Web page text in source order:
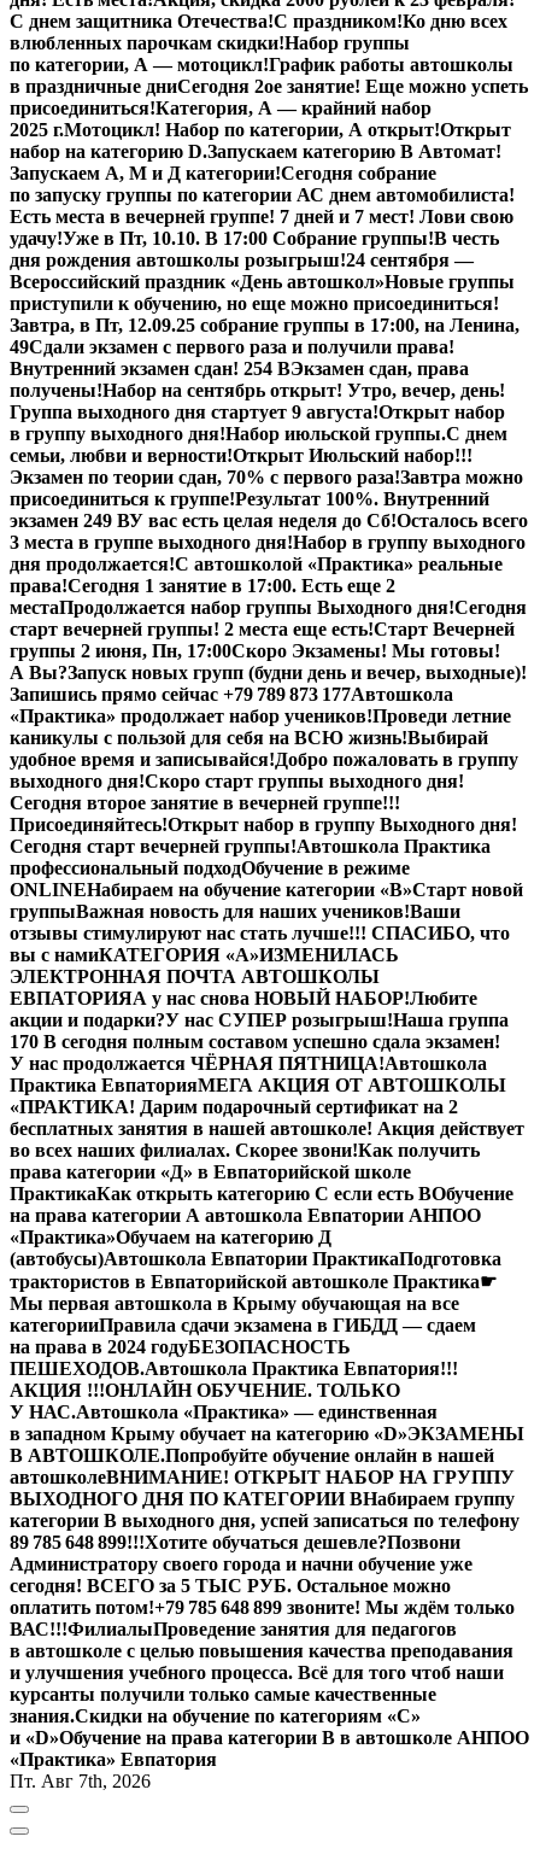
С днем защитника Отечества!С праздником!Ко дню всех
влюбленных парочкам скидки!Набор группы
по категории, А — мотоцикл!График работы автошколы
в праздничные дниСегодня 2ое занятие! Еще можно успеть
присоединиться!Категория, А — крайний набор
2025 г.Мотоцикл! Набор по категории, А открыт!Открыт
набор на категорию D.Запускаем категорию В Автомат!
Запускаем А, М и Д категории!Сегодня собрание
по запуску группы по категории АС днем автомобилиста!
Есть места в вечерней группе! 7 дней и 7 мест! Лови свою
удачу!Уже в Пт, 10.10. В 17:00 Собрание группы!В честь
дня рождения автошколы розыгрыш!24 сентября —
Всероссийский праздник «День автошкол»Новые группы
приступили к обучению, но еще можно присоединиться!
Завтра, в Пт, 12.09.25 собрание группы в 17:00, на Ленина,
49Сдали экзамен с первого раза и получили права!
Внутренний экзамен сдан! 254 ВЭкзамен сдан, права
получены!Набор на сентябрь открыт! Утро, вечер, день!
Группа выходного дня стартует 9 августа!Открыт набор
в группу выходного дня!Набор июльской группы.С днем
семьи, любви и верности!Открыт Июльский набор!!!
Экзамен по теории сдан, 70% с первого раза!Завтра можно
присоединиться к группе!Результат 100%. Внутренний
экзамен 249 ВУ вас есть целая неделя до Сб!Осталось всего
3 места в группе выходного дня!Набор в группу выходного
дня продолжается!С автошколой «Практика» реальные
права!Сегодня 1 занятие в 17:00. Есть еще 2
местаПродолжается набор группы Выходного дня!Сегодня
старт вечерней группы! 2 места еще есть!Старт Вечерней
группы 2 июня, Пн, 17:00Скоро Экзамены! Мы готовы!
А Вы?Запуск новых групп (будни день и вечер, выходные)!
Запишись прямо сейчас +79 789 873 177Автошкола
«Практика» продолжает набор учеников!Проведи летние
каникулы с пользой для себя на ВСЮ жизнь!Выбирай
удобное время и записывайся!Добро пожаловать в группу
выходного дня!Скоро старт группы выходного дня!
Сегодня второе занятие в вечерней группе!!!
Присоединяйтесь!Открыт набор в группу Выходного дня!
Сегодня старт вечерней группы!Автошкола Практика
профессиональный подходОбучение в режиме
ONLINEНабираем на обучение категории «B»Старт новой
группыВажная новость для наших учеников!Ваши
отзывы стимулируют нас стать лучше!!! СПАСИБО, что
вы с намиКАТЕГОРИЯ «А»ИЗМЕНИЛАСЬ
ЭЛЕКТРОННАЯ ПОЧТА АВТОШКОЛЫ
ЕВПАТОРИЯА у нас снова НОВЫЙ НАБОР!Любите
акции и подарки?У нас СУПЕР розыгрыш!Наша группа
170 В сегодня полным составом успешно сдала экзамен!
У нас продолжается ЧЁРНАЯ ПЯТНИЦА!Автошкола
Практика ЕвпаторияМЕГА АКЦИЯ ОТ АВТОШКОЛЫ
«ПРАКТИКА! Дарим подарочный сертификат на 2
бесплатных занятия в нашей автошколе! Акция действует
во всех наших филиалах. Скорее звони!Как получить
права категории «Д» в Евпаторийской школе
ПрактикаКак открыть категорию C если есть BОбучение
на права категории A автошкола Евпатории АНПОО
«Практика»Обучаем на категорию Д
(автобусы)Автошкола Евпатории ПрактикаПодготовка
трактористов в Евпаторийской автошколе Практика☛
Мы первая автошкола в Крыму обучающая на все
категорииПравила сдачи экзамена в ГИБДД — сдаем
на права в 2024 годуБЕЗОПАСНОСТЬ
ПЕШЕХОДОВ.Автошкола Практика Евпатория!!!
АКЦИЯ !!!ОНЛАЙН ОБУЧЕНИЕ. ТОЛЬКО
У НАС.Автошкола «Практика» — единственная
в западном Крыму обучает на категорию «D»ЭКЗАМЕНЫ
В АВТОШКОЛЕ.Попробуйте обучение онлайн в нашей
автошколеВНИМАНИЕ! ОТКРЫТ НАБОР НА ГРУППУ
ВЫХОДНОГО ДНЯ ПО КАТЕГОРИИ ВНабираем группу
категории В выходного дня, успей записаться по телефону
89 785 648 899!!!Хотите обучаться дешевле?Позвони
Администратору своего города и начни обучение уже
сегодня! ВСЕГО за 5 ТЫС РУБ. Остальное можно
оплатить потом!+79 785 648 899 звоните! Мы ждём только
ВАС!!!ФилиалыПроведение занятия для педагогов
в автошколе с целью повышения качества преподавания
и улучшения учебного процесса. Всё для того чтоб наши
курсанты получили только самые качественные
знания.Скидки на обучение по категориям «С»
и «D»Обучение на права категории B в автошколе АНПОО
«Практика» Евпатория
Пт. Авг 7th, 2026